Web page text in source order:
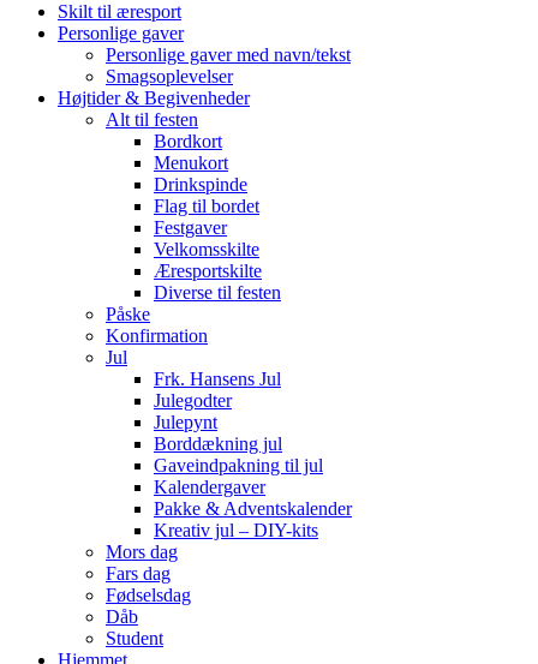
Skilt til æresport
Personlige gaver
Personlige gaver med navn/tekst
Smagsoplevelser
Højtider & Begivenheder
Alt til festen
Bordkort
Menukort
Drinkspinde
Flag til bordet
Festgaver
Velkomsskilte
Æresportskilte
Diverse til festen
Påske
Konfirmation
Jul
Frk. Hansens Jul
Julegodter
Julepynt
Borddækning jul
Gaveindpakning til jul
Kalendergaver
Pakke & Adventskalender
Kreativ jul – DIY-kits
Mors dag
Fars dag
Fødselsdag
Dåb
Student